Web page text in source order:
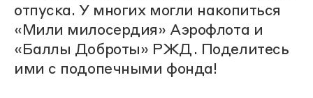
отпуска. У многих могли накопиться
«Мили милосердия» Аэрофлота и
«Баллы Доброты» РЖД. Поделитесь
ими с подопечными фонда!